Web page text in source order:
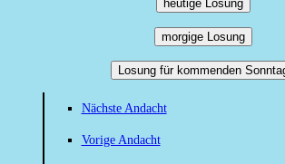
heutige Losung
morgige Losung
Losung für kommenden
Nächste Andacht
Vorige Andacht